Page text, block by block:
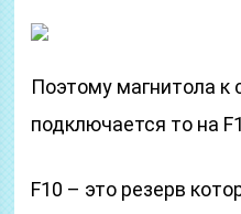
Поэтому магнитола к
подключается то на
F10 – это резерв